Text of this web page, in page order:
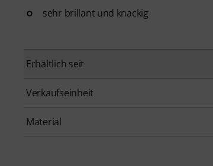
sehr brillant und knackig
Erhältlich seit
Verkaufseinheit
Material